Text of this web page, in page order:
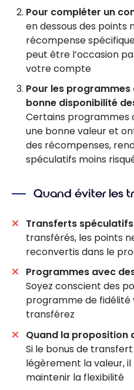
Pour compléter un
en dessous des points
récompense
peut être l’occasion
votre compte
Pour les
bonne disponibilité
Certains
une bonne valeur et
des récompenses,
spéculatifs moins
Quand éviter les
Transferts
transférés, les points
reconvertis dans le
Programmes avec
Soyez conscient des
programme de fidélité
transférez
Quand la proposition
Si le bonus de
légèrement la valeur,
maintenir la flexibilité